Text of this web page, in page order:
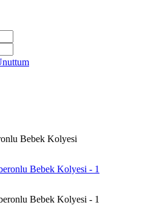
Bebek Kolyesi